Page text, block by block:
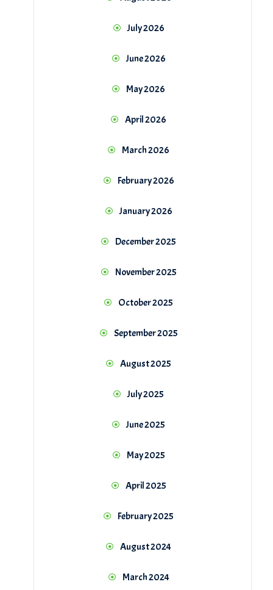
July 2026
June 2026
May 2026
April 2026
March 2026
February 2026
January 2026
December 2025
November 2025
October 2025
September 2025
August 2025
July 2025
June 2025
May 2025
April 2025
February 2025
August 2024
March 2024